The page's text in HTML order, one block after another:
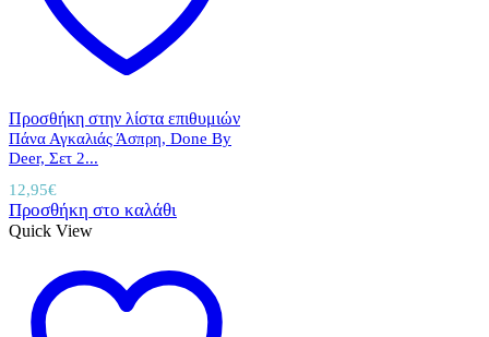
Προσθήκη στην λίστα επιθυμιών
Πάνα Αγκαλιάς Άσπρη, Done By
Deer, Σετ 2...
12,95€
Προσθήκη στο καλάθι
Quick View